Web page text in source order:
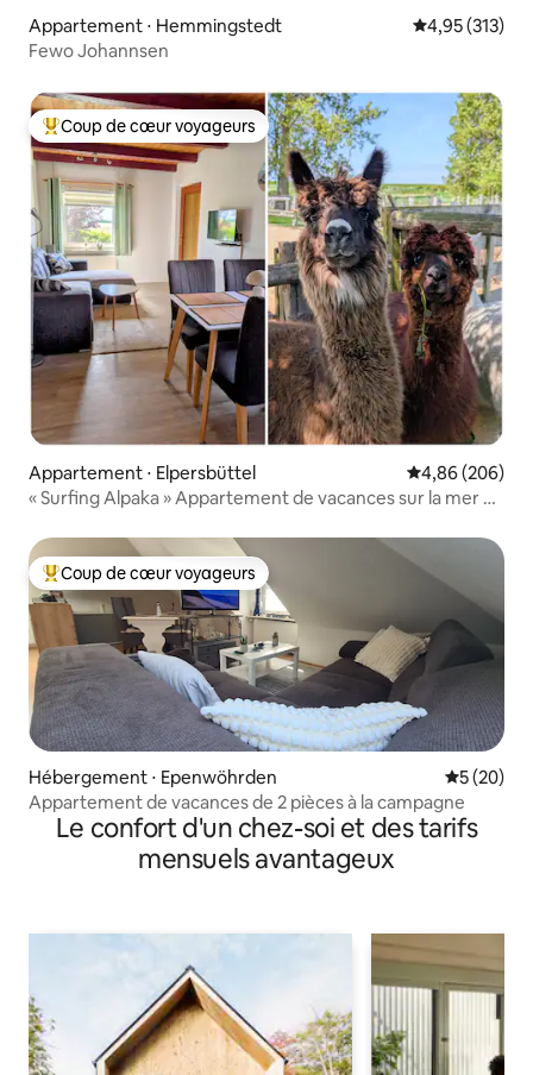
Appartement ⋅ Hemmingstedt Évaluation
4,95 (313)
Fewo Johannsen
Coups de cœur voyageurs les plus appréciés
Coup de cœur voyageurs
Appartement ⋅ Elpersbüttel Évaluation
4,86 (206)
« Surfing Alpaka » Appartement de vacances sur la mer du
Coups de cœur voyageurs les plus appréciés
Coup de cœur voyageurs
Hébergement ⋅ Epenwöhrden
5 (20)
Appartement de vacances de 2 pièces à la campagne
Le confort d'un chez-soi et des tarifs
mensuels avantageux